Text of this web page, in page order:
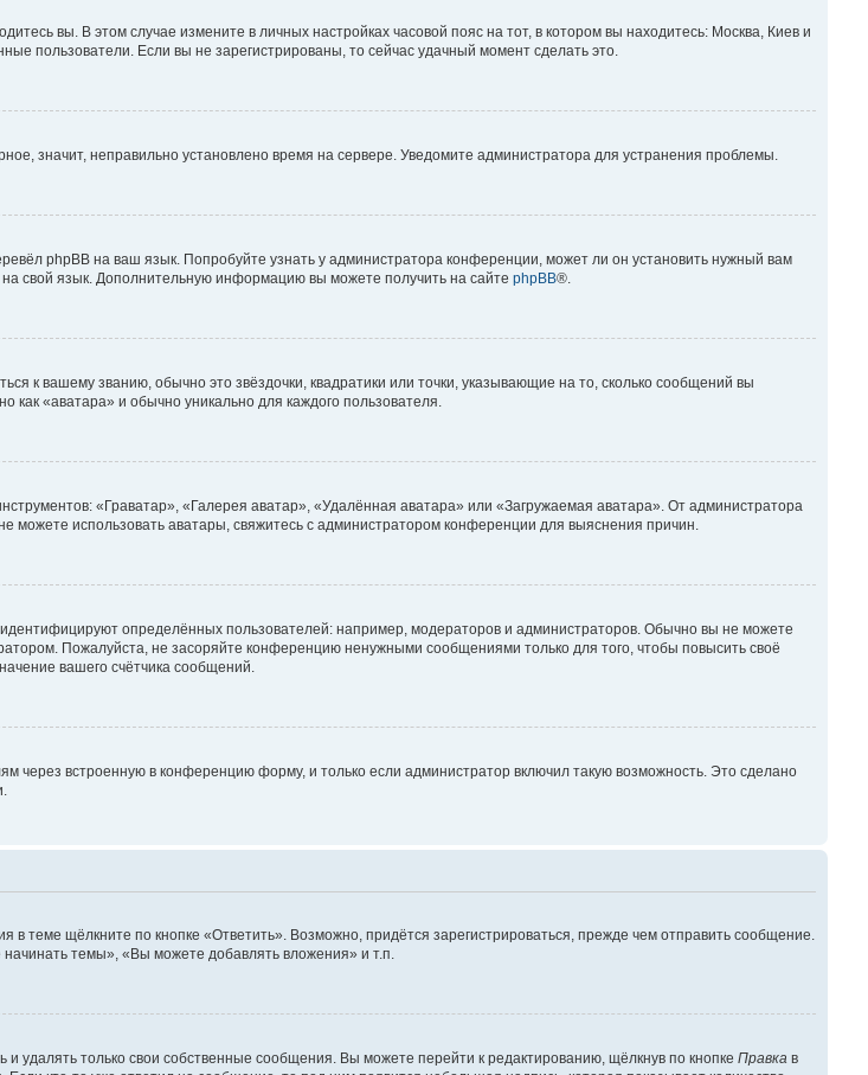
вы. В этом случае измените в личных настройках часовой пояс на тот, в котором вы находитесь: Москва, Киев и
пользователи. Если вы не зарегистрированы, то сейчас удачный момент сделать это.
значит, неправильно установлено время на сервере. Уведомите администратора для устранения проблемы.
phpBB на ваш язык. Попробуйте узнать у администратора конференции, может ли он установить нужный вам
на свой язык. Дополнительную информацию вы можете получить на сайте phpBB®.
к вашему званию, обычно это звёздочки, квадратики или точки, указывающие на то, сколько сообщений вы
как «аватара» и обычно уникально для каждого пользователя.
«Граватар», «Галерея аватар», «Удалённая аватара» или «Загружаемая аватара». От администратора
можете использовать аватары, свяжитесь с администратором конференции для выяснения причин.
определённых пользователей: например, модераторов и администраторов. Обычно вы не можете
Пожалуйста, не засоряйте конференцию ненужными сообщениями только для того, чтобы повысить своё
вашего счётчика сообщений.
через встроенную в конференцию форму, и только если администратор включил такую возможность. Это сделано
щёлкните по кнопке «Ответить». Возможно, придётся зарегистрироваться, прежде чем отправить сообщение.
темы», «Вы можете добавлять вложения» и т.п.
только свои собственные сообщения. Вы можете перейти к редактированию, щёлкнув по кнопке Правкав